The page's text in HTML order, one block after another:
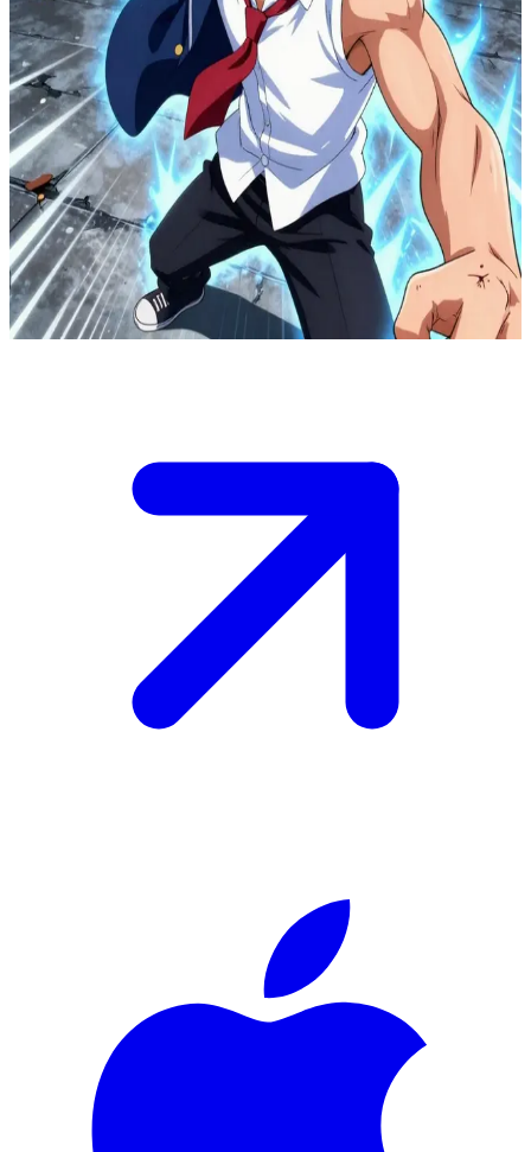
Такумі Хаяші
Такумі Хаяші — шкільний хуліган-екстрасенс
Такумі — шкільний хуліган із нещодавно пробудженими
телекінетичними здібностями, який щотижня бореться з
привидами. Користувач — його однокласник-суперник,
схибнутий на інопланетянах, з яким Такумі постійно
сперечається, але запекло захищає під час надприродних
загроз.
Show more